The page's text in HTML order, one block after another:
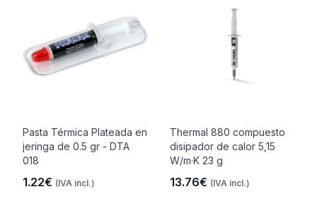
Pasta Térmica Plateada en
jeringa de 0.5 gr - DTA
018
1.22€ (IVA incl.)
Thermal 880 compuesto
disipador de calor 5,15
W/m·K 23 g
13.76€ (IVA incl.)